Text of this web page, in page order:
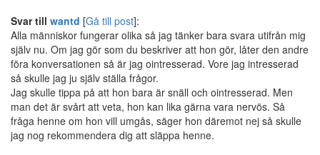
Svar till wantd [Gå till post]:
Alla människor fungerar olika så jag tänker bara svara utifrån mig
själv nu. Om jag gör som du beskriver att hon gör, låter den andre
föra konversationen så är jag ointresserad. Vore jag intresserad
så skulle jag ju själv ställa frågor.
Jag skulle tippa på att hon bara är snäll och ointresserad. Men
man det är svårt att veta, hon kan lika gärna vara nervös. Så
fråga henne om hon vill umgås, säger hon däremot nej så skulle
jag nog rekommendera dig att släppa henne.